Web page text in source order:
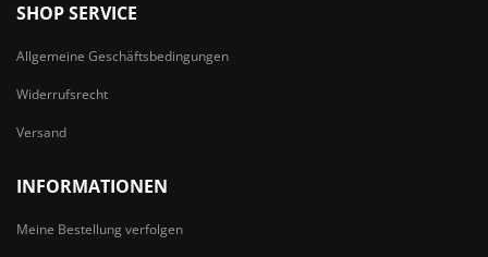
SHOP SERVICE
Allgemeine Geschäftsbedingungen
Widerrufsrecht
Versand
INFORMATIONEN
Meine Bestellung verfolgen